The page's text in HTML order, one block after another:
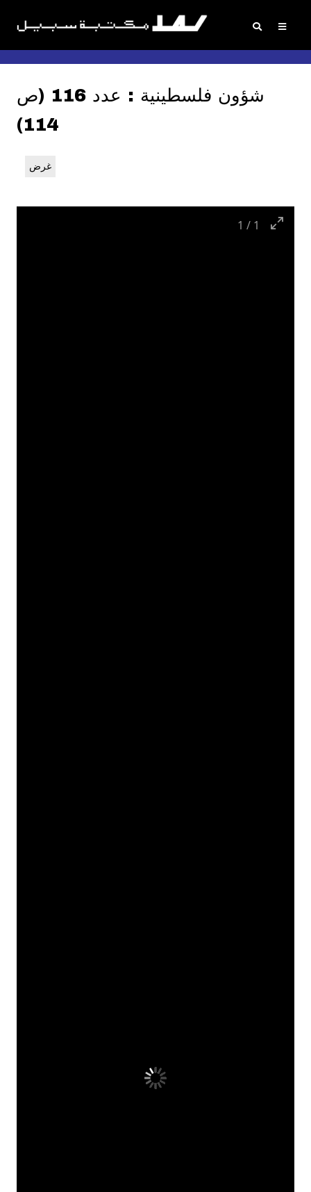
شؤون فلسطينية : عدد 116 (ص
114)
غرض
1 / 1